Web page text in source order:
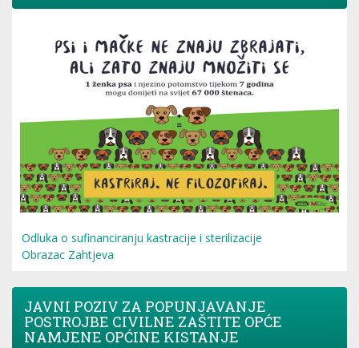
Odluka o sufinanciranju kastracije i sterilizacije
Obrazac Zahtjeva
JAVNI POZIV ZA POPUNJAVANJE
POSTROJBE CIVILNE ZAŠTITE OPĆE
NAMJENE OPĆINE KISTANJE